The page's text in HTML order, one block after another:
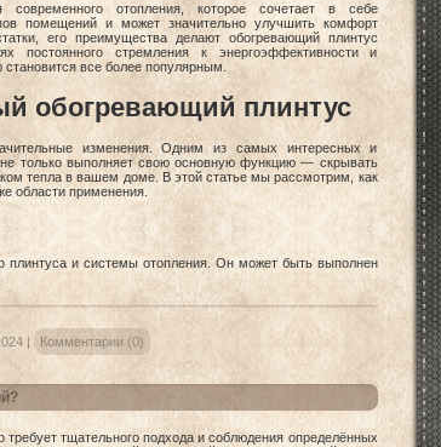
отопления, которое сочетает в себе
помещений и может значительно улучшить комфорт
его преимущества делают обогревающий плинтус
постоянного стремления к энергоэффективности и
все более популярным.
обогревающий плинтус
изменения. Одним из самых интересных и
только выполняет свою основную функцию — скрывать
тепла в вашем доме. В этой статье мы рассмотрим, как
области применения.
плинтуса и системы отопления. Он может быть выполнен
| Комментарии (0)
тщательного подхода и соблюдения определённых